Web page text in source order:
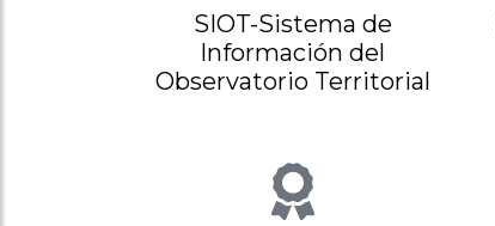
SIOT-Sistema de
Información del
Observatorio Territorial